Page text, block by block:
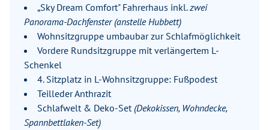
„Sky Dream Comfort" Fahrerhaus inkl.zwei
Panorama-Dachfenster (anstelle Hubbett)
Wohnsitzgruppe umbaubar zur Schlafmöglichkeit
Vordere Rundsitzgruppe mit verlängertem L-
Schenkel
4. Sitzplatz in L-Wohnsitzgruppe: Fußpodest
Teilleder Anthrazit
Schlafwelt & Deko-Set(Dekokissen, Wohndecke,
Spannbettlaken-Set)